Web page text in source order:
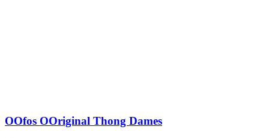
OOfos OOriginal Thong Dames